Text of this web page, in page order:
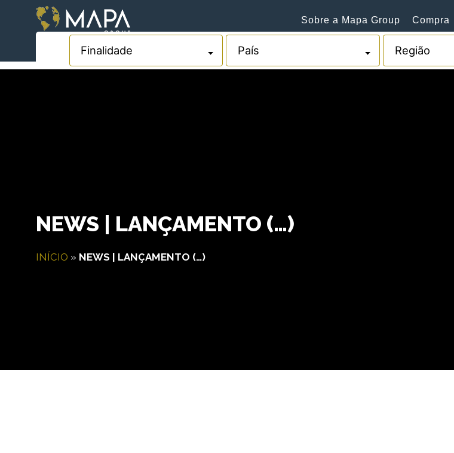
Sobre a Mapa Group Compra
NEWS | LANÇAMENTO (…)
INÍCIO » NEWS | LANÇAMENTO (…)